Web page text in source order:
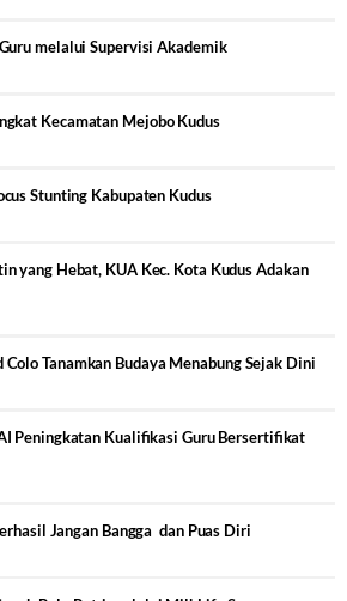
melalui Supervisi Akademik
Kecamatan Mejobo Kudus
Stunting Kabupaten Kudus
yang Hebat, KUA Kec. Kota Kudus Adakan
Colo Tanamkan Budaya Menabung Sejak Dini
Peningkatan Kualifikasi Guru Bersertifikat
Jangan Bangga dan Puas Diri